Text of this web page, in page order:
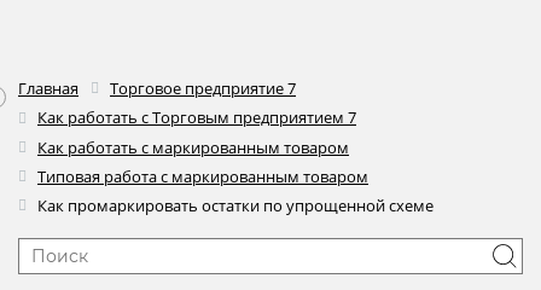
Главная
Торговое предприятие 7
Как работать с Торговым предприятием 7
Как работать с маркированным товаром
Типовая работа с маркированным товаром
Как промаркировать остатки по упрощенной схеме